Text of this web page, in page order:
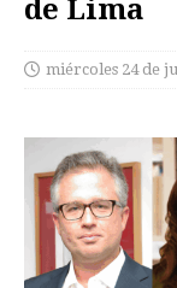
miércoles 24 de